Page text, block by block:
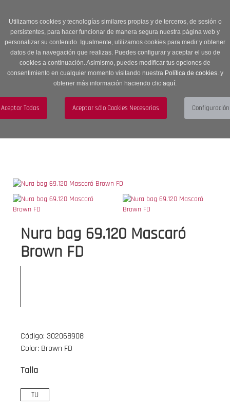
Utilizamos cookies y tecnologías similares propias y de terceros, de sesión o
persistentes, para hacer funcionar de manera segura nuestra página web y
personalizar su contenido. Igualmente, utilizamos cookies para medir y obtener
datos de la navegación que realizas. Puedes configurar y aceptar el uso de
cookies a continuación. Asimismo, puedes modificar tus opciones de
consentimiento en cualquier momento visitando nuestra Política de cookies.y
obtener más información haciendo clic aquí.
descuento en Sección OUTLET con código OUTLET20
navigation
Menú
Nura bag 69.120 Mascaró
Brown FD
Código: 302068908
Color: Brown FD
Talla
TU